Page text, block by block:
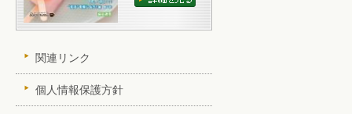
関連リンク
個人情報保護方針